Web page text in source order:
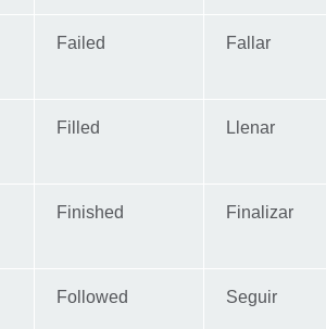
Failed Fallar
Filled Llenar
Finished Finalizar
Followed Seguir